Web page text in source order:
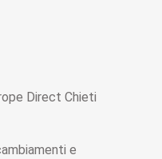
Direct Chieti
e